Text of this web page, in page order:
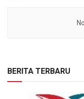
BERITA TERBARU